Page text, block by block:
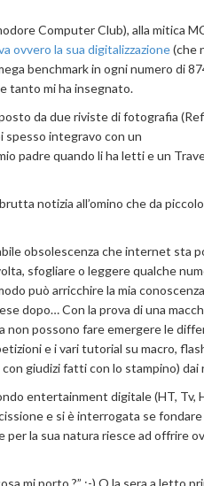
Computer Club), alla mitica
ovvero la sua digitalizzazione(che
benchmark in ogni numero di
tanto mi ha insegnato.
da due riviste di fotografia
integravo con un
padre quando li ha letti e un
notizia all’omino che da
obsolescenza che internet sta
sfogliare o leggere qualche
può arricchire la mia
dopo… Con la prova di una
non possono fare emergere le
e i vari tutorial su macro,
giudizi fatti con lo stampino) dai
entertainment digitale (HT, Tv,
e si è interrogata se fondare
per la sua natura riesce ad offrire
mi porto ?” :-) O la sera a letto